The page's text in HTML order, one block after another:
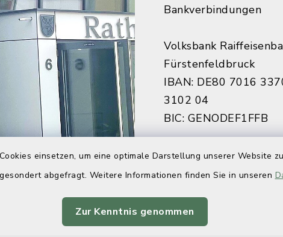
einsetzen, um eine optimale Darstellung unserer Website
abgefragt. Weitere Informationen finden Sie in unseren
Zur Kenntnis genommen
Bankverbindungen
Volksbank
Fürstenfeldbruck
IBAN: DE80 7016
3102 04
BIC: GENODEF1FFB
Sparkasse
IBAN: DE84 7005
BIC: BYLADEM1FFB